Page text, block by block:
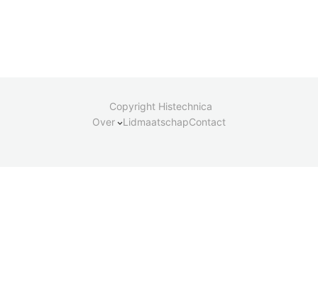
Copyright Histechnica
Over
LidmaatschapContact